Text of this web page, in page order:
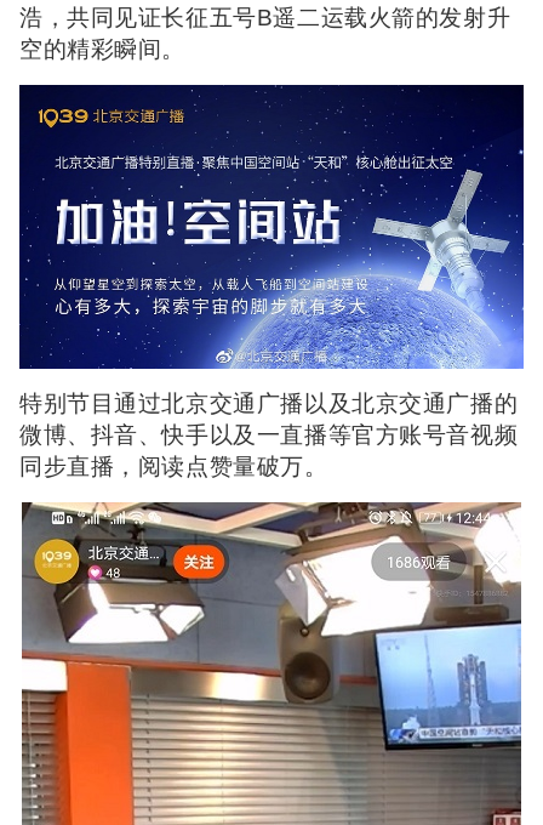
浩，共同见证长征五号B遥二运载火箭的发射升
空的精彩瞬间。
特别节目通过北京交通广播以及北京交通广播的
微博、抖音、快手以及一直播等官方账号音视频
同步直播，阅读点赞量破万。